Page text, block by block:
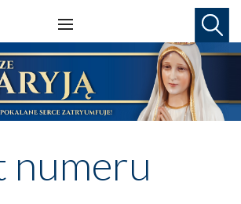
numeru